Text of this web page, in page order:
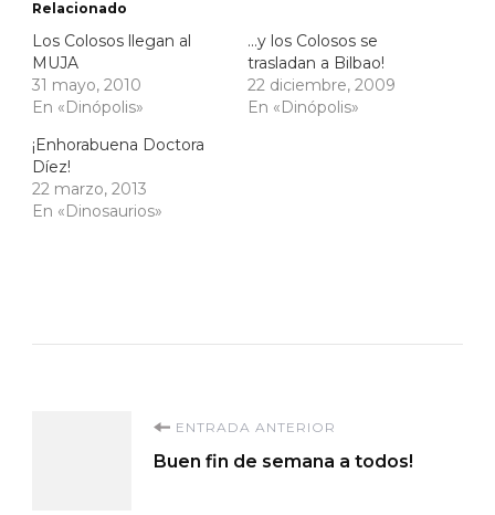
Relacionado
Los Colosos llegan al
MUJA
31 mayo, 2010
En «Dinópolis»
…y los Colosos se
trasladan a Bilbao!
22 diciembre, 2009
En «Dinópolis»
¡Enhorabuena Doctora
Díez!
22 marzo, 2013
En «Dinosaurios»
Navegación
ENTRADA ANTERIOR
Buen fin de semana a todos!